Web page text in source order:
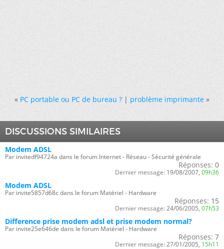
« PC portable ou PC de bureau ?|problème imprimante »
DISCUSSIONS SIMILAIRES
Modem ADSL
Par invitedf94724a dans le forum Internet - Réseau - Sécurité générale
Réponses: 0
Dernier message: 19/08/2007, 09h36
Modem ADSL
Par invite5857d68c dans le forum Matériel - Hardware
Réponses: 15
Dernier message: 24/06/2005, 07h53
Difference prise modem adsl et prise modem normal?
Par invite25e646de dans le forum Matériel - Hardware
Réponses: 7
Dernier message: 27/01/2005, 15h11